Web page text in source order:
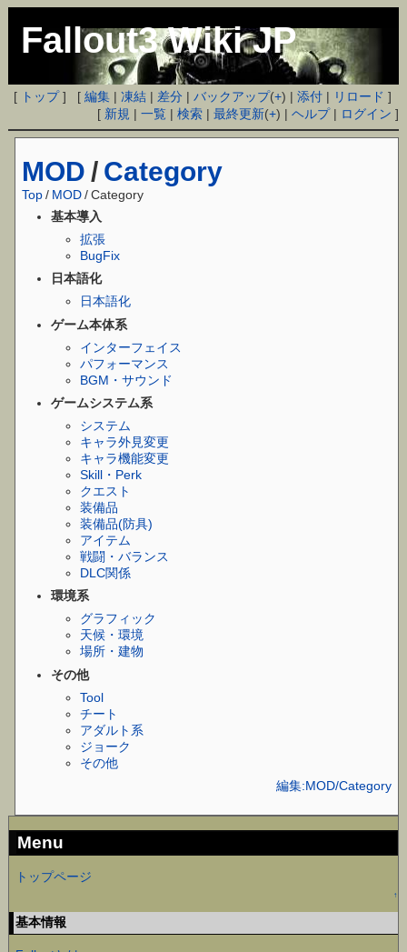
Fallout3 Wiki JP
[ トップ] [編集 |凍結 | 差分 |バックアップ(+) |添付 | リロード ]
[ 新規 |一覧 |検索 |最終更新(+) |ヘルプ| ログイン ]
MOD / Category
Top / MOD/Category
基本導入
拡張
BugFix
日本語化
日本語化
ゲーム本体系
インターフェイス
パフォーマンス
BGM・サウンド
ゲームシステム系
システム
キャラ外見変更
キャラ機能変更
Skill・Perk
クエスト
装備品
装備品(防具)
アイテム
戦闘・バランス
DLC関係
環境系
グラフィック
天候・環境
場所・建物
その他
Tool
チート
アダルト系
ジョーク
その他
編集:MOD/Category
Menu
トップページ
↑
基本情報